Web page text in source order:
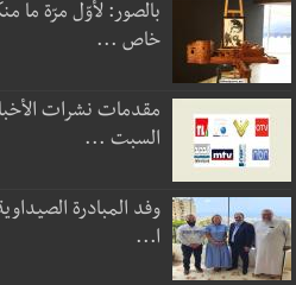
بالصور: لأوّل مرّة
خاص ...
مقدمات نشرات
السبت ...
وفد المبادرة
ا...